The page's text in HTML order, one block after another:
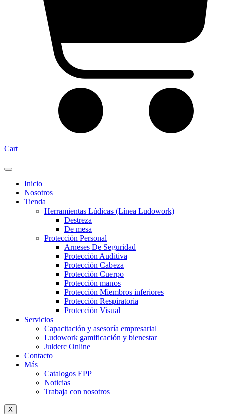
Cart
Inicio
Nosotros
Tienda
Herramientas Lúdicas (Línea Ludowork)
Destreza
De mesa
Protección Personal
Arneses De Seguridad
Protección Auditiva
Protección Cabeza
Protección Cuerpo
Protección manos
Protección Miembros inferiores
Protección Respiratoria
Protección Visual
Servicios
Capacitación y asesoría empresarial
Ludowork gamificación y bienestar
Julderc Online
Contacto
Más
Catalogos EPP
Noticias
Trabaja con nosotros
X